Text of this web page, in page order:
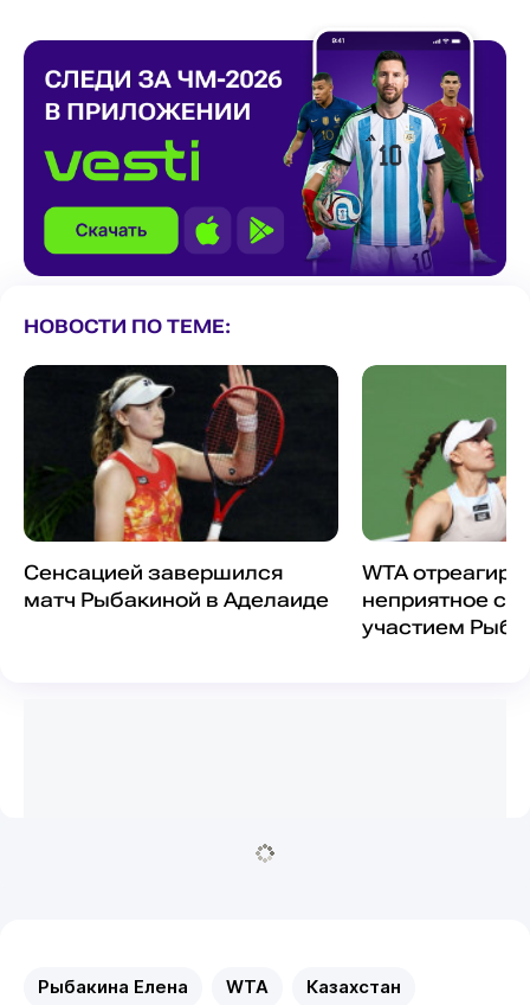
НОВОСТИ ПО ТЕМЕ:
Сенсацией завершился
матч Рыбакиной в Аделаиде
WTA
неприятное
участием
Рыбакина Елена WTA Казахстан